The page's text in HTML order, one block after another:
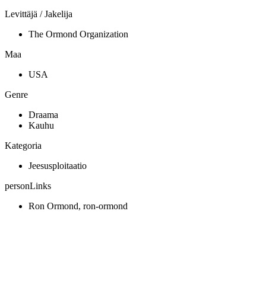
Levittäjä / Jakelija
The Ormond Organization
Maa
USA
Genre
Draama
Kauhu
Kategoria
Jeesusploitaatio
personLinks
Ron Ormond, ron-ormond